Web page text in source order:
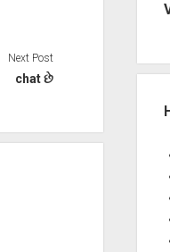
Next Post
chat છે